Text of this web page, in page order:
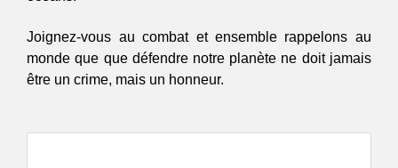
Joignez-vous au combat et ensemble rappelons au
monde que que défendre notre planète ne doit jamais
être un crime, mais un honneur.